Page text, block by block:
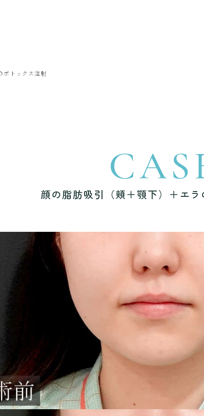
ボトックス注射
顔の脂肪吸引（頬＋顎下）＋エ